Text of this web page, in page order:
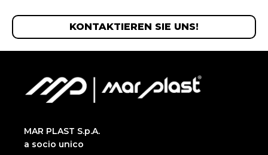
KONTAKTIEREN SIE UNS!
MAR PLAST S.p.A.
a socio unico